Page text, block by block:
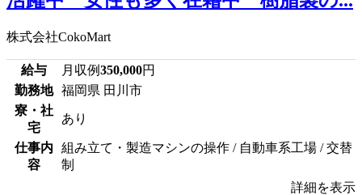
株式会社CokoMart
給与 月収例350,000円
勤務地
福岡県 田川市
寮・社
宅
あり
仕事内
容
組み立て・製造マシンの操作 / 自動車系工場 / 交替
制
詳細を表示